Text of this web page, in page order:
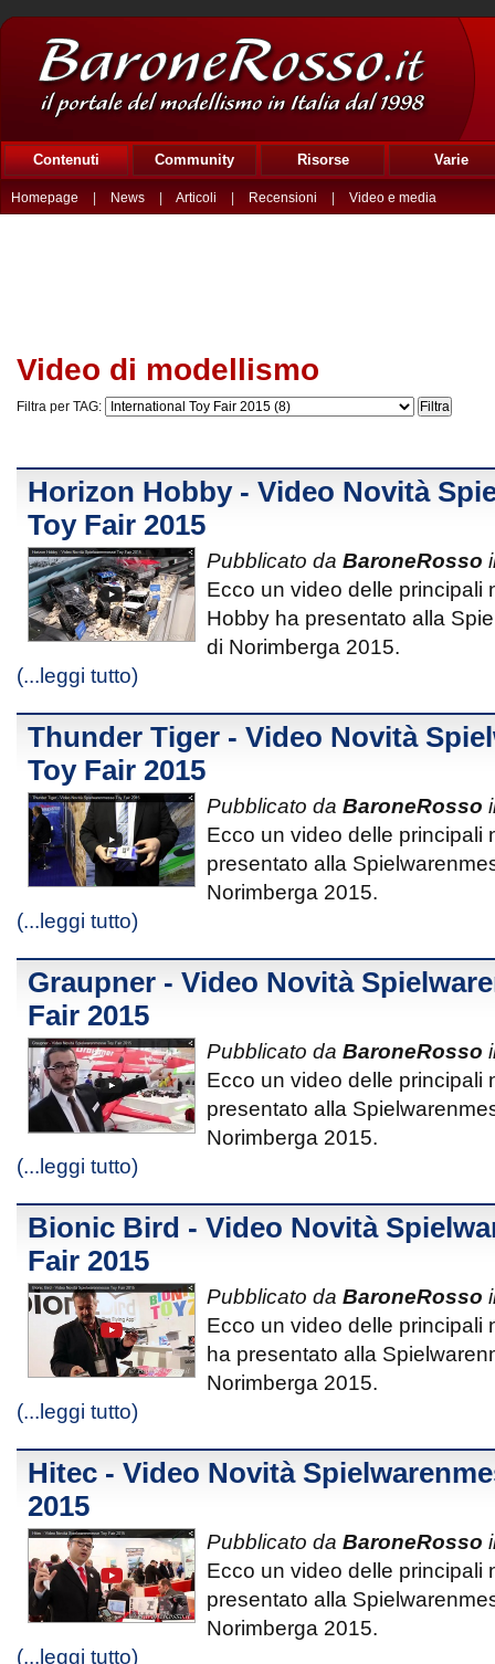
Contenuti Community Risorse Varie
Homepage News Articoli Recensioni Video e media
Video di modellismo
Filtra per TAG:
Horizon Hobby - Video Novità
Toy Fair 2015
Pubblicato da BaroneRosso
Ecco un video delle principali
Hobby ha presentato alla
di Norimberga 2015.
(...leggi tutto)
Thunder Tiger - Video Novità
Toy Fair 2015
Pubblicato da BaroneRosso
Ecco un video delle principali
presentato alla
Norimberga 2015.
(...leggi tutto)
Graupner - Video Novità
Fair 2015
Pubblicato da BaroneRosso
Ecco un video delle principali
presentato alla
Norimberga 2015.
(...leggi tutto)
Bionic Bird - Video Novità
Fair 2015
Pubblicato da BaroneRosso
Ecco un video delle principali
ha presentato alla
Norimberga 2015.
(...leggi tutto)
Hitec - Video Novità
2015
Pubblicato da BaroneRosso
Ecco un video delle principali
presentato alla
Norimberga 2015.
(...leggi tutto)